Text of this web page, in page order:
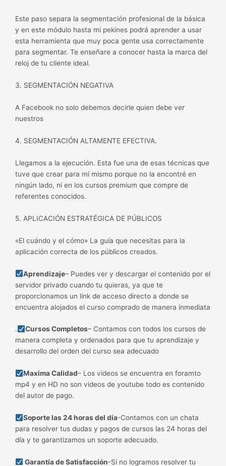
Este paso separa la segmentación profesional de la básica
y en este módulo hasta mi pekines podrá aprender a usar
esta herramienta que muy poca gente usa correctamente
para segmentar. Te enseñare a conocer hasta la marca del
reloj de tu cliente ideal.
3. SEGMENTACIÓN NEGATIVA
A Facebook no solo debemos decirle quien debe ver
nuestros
4. SEGMENTACIÓN ALTAMENTE EFECTIVA.
Llegamos a la ejecución. Esta fue una de esas técnicas que
tuve que crear para mí mismo porque no la encontré en
ningún lado, ni en los cursos premium que compre de
referentes conocidos.
5. APLICACIÓN ESTRATÉGICA DE PÚBLICOS
«El cuándo y el cómo» La guía que necesitas para la
aplicación correcta de los públicos creados.
Aprendizaje– Puedes ver y descargar el contenido por el
servidor privado cuando tu quieras, ya que te
proporcionamos un link de acceso directo a donde se
encuentra alojados el curso comprado de manera inmediata
. Cursos Completos– Contamos con todos los cursos de
manera completa y ordenados para que tu aprendizaje y
desarrollo del orden del curso sea adecuado
Maxima Calidad– Los videos se encuentra en foramto
mp4 y en HD no son videos de youtube todo es contenido
del autor de pago.
Soporte las 24 horas del día-Contamos con un chata
para resolver tus dudas y pagos de cursos las 24 horas del
día y te garantizamos un soporte adecuado.
Garantía de Satisfacción-Si no logramos resolver tu